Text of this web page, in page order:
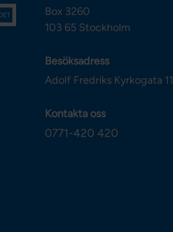
Box 3260
103 65 Stockholm
Besöksadress
Adolf Fredriks Kyrkogata 11
Kontakta oss
0771-420 420